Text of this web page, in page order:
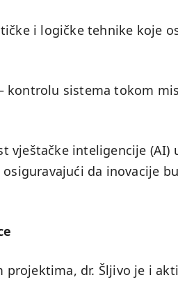
i logičke tehnike koje
kontrolu sistema tokom
vještačke inteligencije (AI)
da inovacije
dr. Šljivo je i